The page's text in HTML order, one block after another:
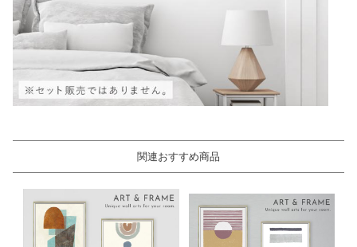
関連おすすめ商品